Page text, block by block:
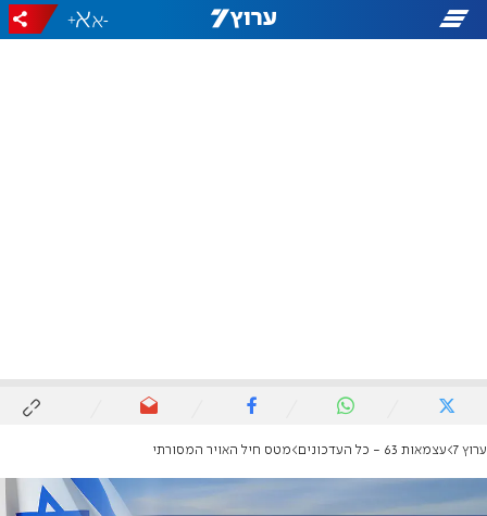
-
+
ערוץ 7 עצמאות 63 - כל העדכונים מטס חיל האויר המסורתי